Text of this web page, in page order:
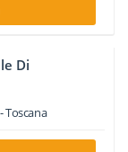
Di
Toscana